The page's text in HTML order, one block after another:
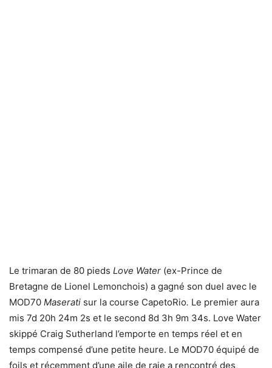
Le trimaran de 80 pieds Love Water (ex-Prince de
Bretagne de Lionel Lemonchois) a gagné son duel avec le
MOD70 Maserati sur la course CapetoRio. Le premier aura
mis 7d 20h 24m 2s et le second 8d 3h 9m 34s. Love Water
skippé Craig Sutherland l’emporte en temps réel et en
temps compensé d’une petite heure. Le MOD70 équipé de
foils et récemment d’une aile de raie a rencontré des